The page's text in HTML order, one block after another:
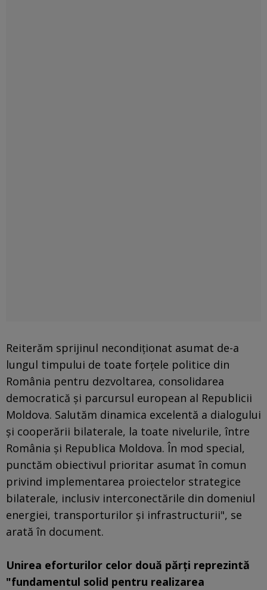
Reiterăm sprijinul necondiţionat asumat de-a
lungul timpului de toate forţele politice din
România pentru dezvoltarea, consolidarea
democratică şi parcursul european al Republicii
Moldova. Salutăm dinamica excelentă a dialogului
şi cooperării bilaterale, la toate nivelurile, între
România şi Republica Moldova. În mod special,
punctăm obiectivul prioritar asumat în comun
privind implementarea proiectelor strategice
bilaterale, inclusiv interconectările din domeniul
energiei, transporturilor şi infrastructurii", se
arată în document.
Unirea eforturilor celor două părţi reprezintă
"fundamentul solid pentru realizarea